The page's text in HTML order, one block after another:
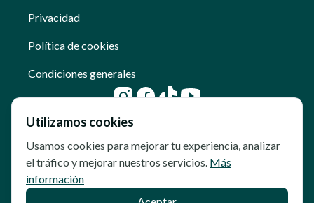
Privacidad
Política de cookies
Condiciones generales
Utilizamos cookies
Usamos cookies para mejorar tu experiencia, analizar
el tráfico y mejorar nuestros servicios. Más
información